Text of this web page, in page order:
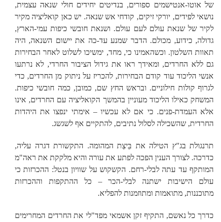
של אוטו-אנטישמים ספורים, בנדיטים יחידים חולי שנאה עצמית,
נושאי לפידים, יורקי זיקים, קודחי אש שנאה. יש כאן קואליציה מקיר
לקיר של שנאת עולם לעם עולם. ושנאת חובשי כיפות עמי-הארץ,
גדולה, כידוע, מכולם. הדבר שמנע עד-כה את יישום השנאה, היה
תאוות השלטון. וכשהאמינו כי, מחד, ימשיכו לשלוט לאחר הבחירות
גם ללא החרדים, ומאידך ראו את גידול הציבור החרדי, לא נרתעו
אנשי הליכוד עוד קודם הבחירות, להכריז על ניתוק מן החרדים, כדי
לגרוף קולות חילוניים. ובראש החץ שם, כמובן, כמה חובשי כיפות.
המשחק כאילו הליכוד מעוניין בהמשך הקואליציה עם החרדים, אינו
אלא העמדת-פנים. כי אם לא עכשיו – אימתי ינפצו את היהדות
החרדית, שהשכילה לסלול נתיבים, להתקיים אף לשגשג.
תרנגולת בג"ץ הטילה את בֵּיצַת המהומה. התקשורת דגרה עליה,
כדרכה. לצורך הענין הפכה לפתע את עורה והיא מלקקת את ראה"מ
המותקף עד עתה לבלי-רחם. הקשקוש על שוויון בנטל: ההכרזות כי
עולם הישיבות ישתנה לבלי-הכר – כל ההתקפות וההכרזות
מתוכננות, מתואמות ומתוזמנות להפליא.
כדרך כל נאשם, התקיף זקן אשמאי מפד"לי את החרדים המחרימים